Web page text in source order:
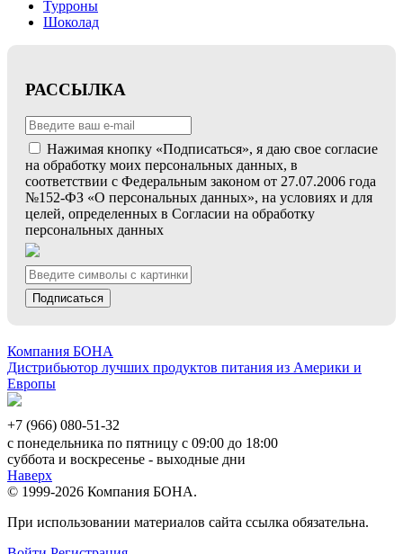
Турроны
Шоколад
РАССЫЛКА
Нажимая кнопку «Подписаться», я даю свое согласие
на обработку моих персональных данных, в
соответствии с Федеральным законом от 27.07.2006 года
№152-ФЗ «О персональных данных», на условиях и для
целей, определенных в Согласии на обработку
персональных данных
Подписаться
Компания БОНА
Дистрибьютор лучших продуктов питания из Америки и
Европы
+7 (966) 080-51-32
с понедельника по пятницу с 09:00 до 18:00
суббота и воскресенье - выходные дни
Наверх
© 1999-2026 Компания БОНА.
При использовании материалов сайта ссылка обязательна.